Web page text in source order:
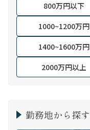
800万円以下
1000~1200万円
1400~1600万円
2000万円以上
勤務地から探す